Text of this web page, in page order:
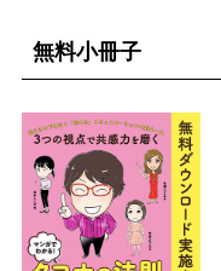
無料小冊子